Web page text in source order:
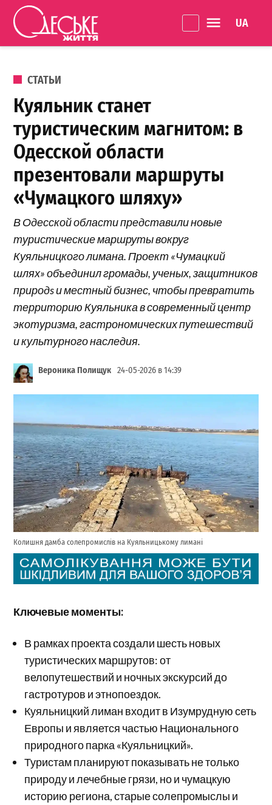
Перейти к содержанию
життя
ОПУБЛИКОВАНО В
СТАТЬИ
Куяльник станет
туристическим магнитом: в
Одесской области
презентовали маршруты
«Чумацкого шляху»
В Одесской области представили новые
туристические маршруты вокруг
Куяльницкого лимана. Проект «Чумацкий
шлях» объединил громады, ученых, защитников
природs и местный бизнес, чтобы превратить
территорию Куяльника в современный центр
экотуризма, гастрономических путешествий
и культурного наследия.
Вероника Полищук 24-05-2026 в 14:39
Колишня дамба солепромислів на Куяльницькому лимані
Ключевые моменты:
В рамках проекта создали шесть новых
туристических маршрутов: от
велопутешествий и ночных экскурсий до
гастротуров и этнопоездок.
Куяльницкий лиман входит в Изумрудную сеть
Европы и является частью Национального
природного парка «Куяльницкий».
Туристам планируют показывать не только
природу и лечебные грязи, но и чумацкую
историю региона, старые солепромыслы и